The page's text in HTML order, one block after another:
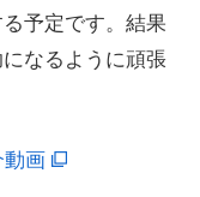
予定です。結果
なるように頑張
動画